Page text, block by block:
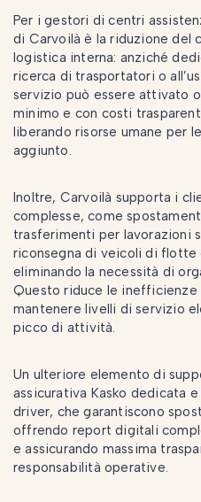
Per i gestori di centri
di Carvoilà è la riduzione del
logistica interna: anziché
ricerca di trasportatori o
servizio può essere attivato
minimo e con costi
liberando risorse umane per
aggiunto.
Inoltre, Carvoilà supporta i
complesse, come
trasferimenti per lavorazioni
riconsegna di veicoli di flotte
eliminando la necessità di
Questo riduce le
mantenere livelli di servizio
picco di attività.
Un ulteriore elemento di
assicurativa Kasko dedicata
driver, che garantiscono
offrendo report digitali
e assicurando massima
responsabilità operative.